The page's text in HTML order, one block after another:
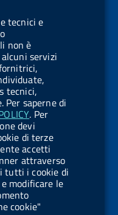
tecnici e
non è
servizi
tecnici,
Per saperne di
. Per
devi
di terze
accetti
attraverso
tutti i cookie di
modificare le
cookie"